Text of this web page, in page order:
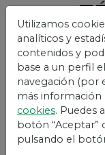
1.
Los presentes
utilización y el
de dominio
cualquiera de los
dependientes del
Utilizamos
analíticos y
contenidos y
base a un perfil
navegación (por
más información
cookies. Puedes
botón “Aceptar”
pulsando el